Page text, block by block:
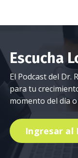
Escucha
El Podcast del Dr.
para tu
momento del día
Ingresar al